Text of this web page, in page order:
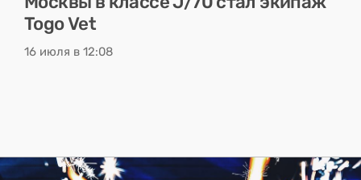
Togo Vet
16 июля в 12:08